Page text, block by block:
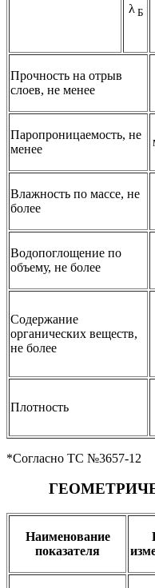
λБ
Прочность на отрыв
слоев, не менее
Паропроницаемость, не
менее
Влажность по массе, не
более
Водопоглощение по
объему, не более
Содержание
органических веществ,
не более
Плотность
*Согласно ТС №3657-12
Наименование
показателя